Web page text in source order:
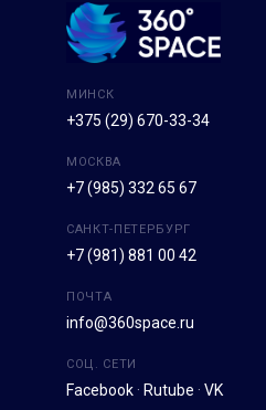
МИНСК
+375 (29) 670-33-34
МОСКВА
+7 (985) 332 65 67
САНКТ-ПЕТЕРБУРГ
+7 (981) 881 00 42
ПОЧТА
info@360space.ru
СОЦ. СЕТИ
Facebook · Rutube · VK